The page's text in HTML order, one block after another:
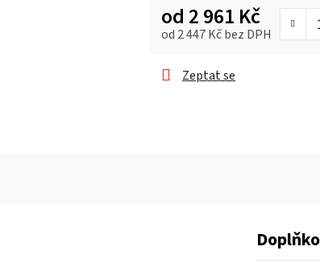
od 2 961 Kč
od 2 447 Kčbez DPH
Zeptat se